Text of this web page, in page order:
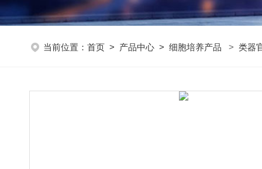
当前位置： 首页 > 产品中心 > 细胞培养产品 > 类器